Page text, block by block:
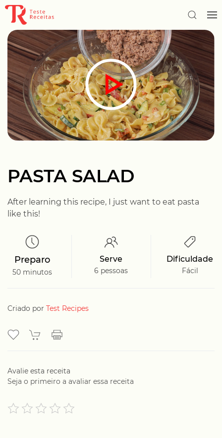
PASTA SALAD
After learning this recipe, I just want to eat pasta
like this!
Preparo
50 minutos
Serve
6 pessoas
Dificuldade
Fácil
Criado por Test Recipes
Avalie esta receita
Seja o primeiro a avaliar essa receita